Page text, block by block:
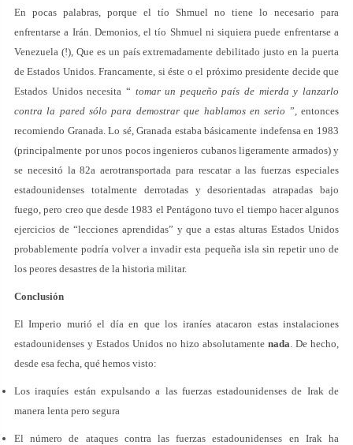
En pocas palabras, porque el tío Shmuel no tiene lo necesario para
enfrentarse a Irán. Demonios, el tío Shmuel ni siquiera puede enfrentarse a
Venezuela (!), Que es un país extremadamente debilitado justo en la puerta
de Estados Unidos. Francamente, si éste o el próximo presidente decide que
Estados Unidos necesita “ tomar un pequeño país de mierda y lanzarlo
contra la pared sólo para demostrar que hablamos en serio ”, entonces
recomiendo Granada. Lo sé, Granada estaba básicamente indefensa en 1983
(principalmente por unos pocos ingenieros cubanos ligeramente armados) y
se necesitó la 82a aerotransportada para rescatar a las fuerzas especiales
estadounidenses totalmente derrotadas y desorientadas atrapadas bajo
fuego, pero creo que desde 1983 el Pentágono tuvo el tiempo hacer algunos
ejercicios de “lecciones aprendidas” y que a estas alturas Estados Unidos
probablemente podría volver a invadir esta pequeña isla sin repetir uno de
los peores desastres de la historia militar.
Conclusión
El Imperio murió el día en que los iraníes atacaron estas instalaciones
estadounidenses y Estados Unidos no hizo absolutamente nada. De hecho,
desde esa fecha, qué hemos visto:
Los iraquíes están expulsando a las fuerzas estadounidenses de Irak de
manera lenta pero segura
El número de ataques contra las fuerzas estadounidenses en Irak ha